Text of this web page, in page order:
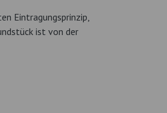
Eintragungsprinzip,
ist von der